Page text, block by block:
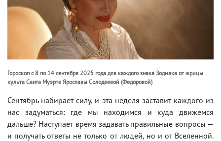
Гороскоп с 8 по 14 сентября 2025 года для каждого знака Зодиака от жрицы
культа Санта Муэрте Ярославы Солодеевой (Федоровой)
Сентябрь набирает силу, и эта неделя заставит каждого из
нас задуматься: где мы находимся и куда движемся
дальше? Наступает время задавать правильные вопросы —
и получать ответы не только от людей, но и от Вселенной.